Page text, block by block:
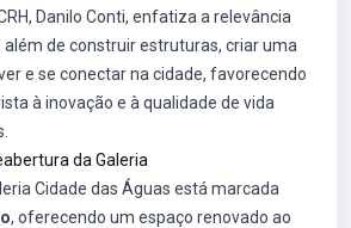
Danilo Conti, enfatiza a relevância
além de construir estruturas, criar uma
e se conectar na cidade, favorecendo
à inovação e à qualidade de vida
da Galeria
Cidade das Águas está marcada
, oferecendo um espaço renovado ao